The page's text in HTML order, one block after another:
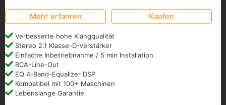
Mehr erfahren Kaufen
Verbesserte hohe Klangqualität
Stereo 2.1 Klasse-D-Verstärker
Einfache Inbetriebnahme / 5 min Installation
RCA-Line-Out
EQ 4-Band-Equalizer DSP
Kompatibel mit 100+ Maschinen
Lebenslange Garantie